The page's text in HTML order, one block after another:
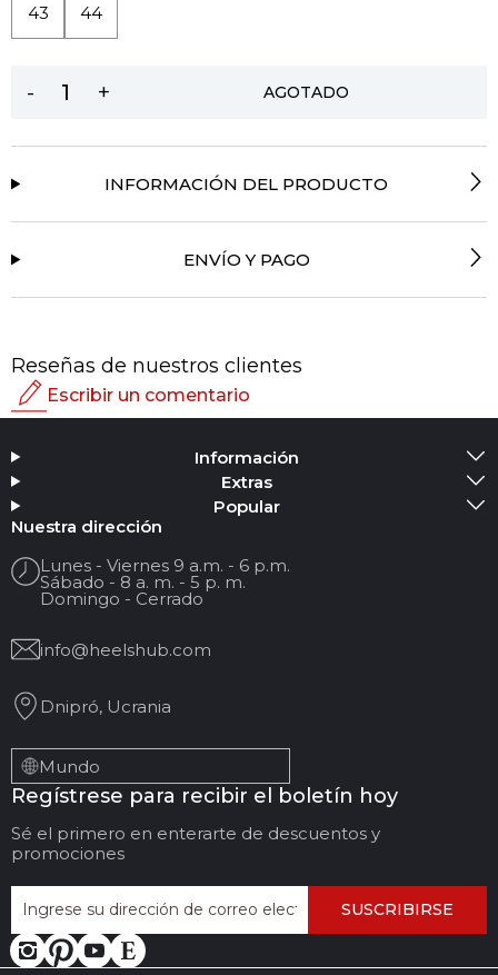
43 44
- + AGOTADO
INFORMACIÓN DEL PRODUCTO
ENVÍO Y PAGO
Reseñas de nuestros clientes
Escribir un comentario
Agregar medios
Tu nombre
Su correo electrónico
Título de la reseña
Sus comentarios:
DEJAR COMENTARIOS
Información
Extras
Popular
Nuestra dirección
Lunes - Viernes 9 a.m. - 6 p.m.
Sábado - 8 a. m. - 5 p. m.
Domingo - Cerrado
info@heelshub.com
Dnipró, Ucrania
Mundo
Regístrese para recibir el boletín hoy
Sé el primero en enterarte de descuentos y
promociones
SUSCRIBIRSE